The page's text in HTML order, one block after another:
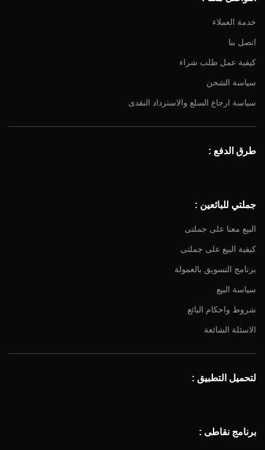
خدمة العملاء
اتصل بنا
كيفية عمل طلب شراء
سياسة الشحن
سياسة ارجاع السلع والاسترداد النقدى
طرق الدفع :
جملتي للبائعين :
البيع معنا على جملتى
كيفية البيع على جملتى
برنامج التسويق بالعمولة
سياسة البيع
شروط واحكام البائع
الاسئلة الشائعة
لتحميل التطبيق :
برنامج نقاطى :
Email